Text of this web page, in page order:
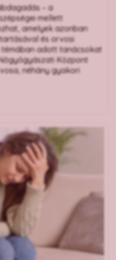
– a
mellett
amelyek azonban
és orvosi
témában adott tanácsokat
Központ
néhány gyakori